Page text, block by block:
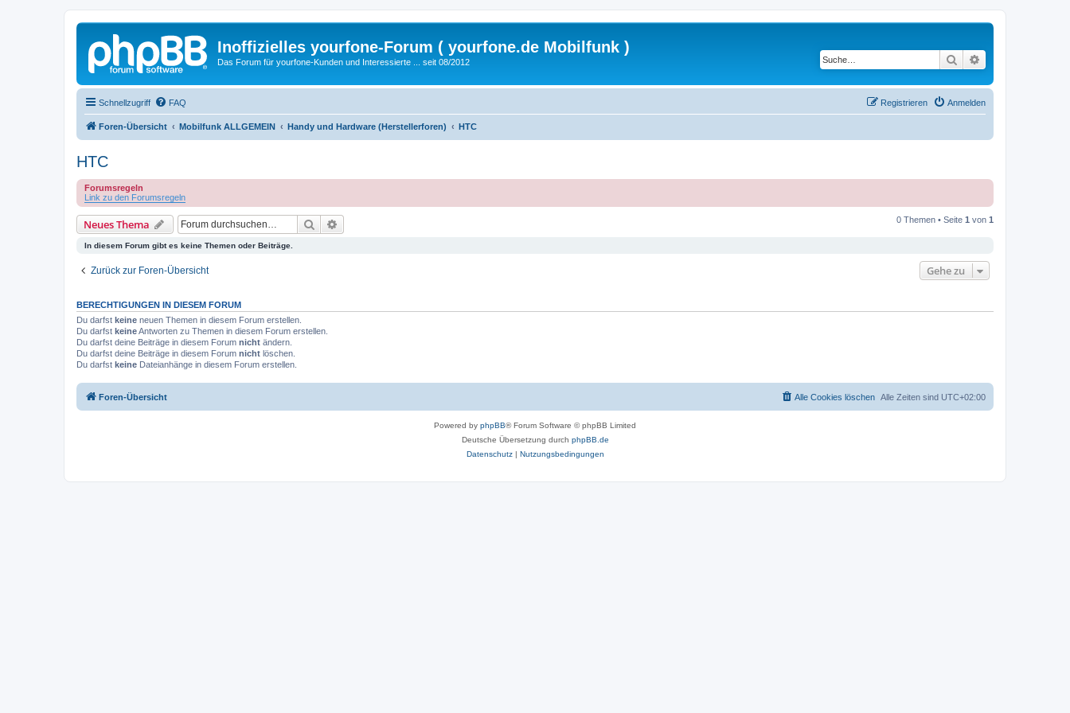
Inoffizielles yourfone-Forum ( yourfone.de Mobilfunk )
Das Forum für yourfone-Kunden und Interessierte ... seit 08/2012 Suche
Schnellzugriff FAQ Anmelden
Registrieren
Foren-Übersicht Mobilfunk ALLGEMEIN Handy und Hardware (Herstellerforen) HTC
HTC
Forumsregeln
Link zu den Forumsregeln
Neues Thema Suche 0 Themen • Seite 1 von 1
In diesem Forum gibt es keine Themen oder Beiträge.
Zurück zur Foren-Übersicht Gehe zu
BERECHTIGUNGEN IN DIESEM FORUM
Du darfst keine neuen Themen in diesem Forum erstellen.
Du darfst keineAntworten zu Themen in diesem Forum erstellen.
Du darfst deine Beiträge in diesem Forum nicht ändern.
Du darfst deine Beiträge in diesem Forum nicht löschen.
Du darfst keine Dateianhänge in diesem Forum erstellen.
Foren-Übersicht Alle Zeiten sind UTC+02:00
Alle Cookies löschen
Powered by phpBB® Forum Software © phpBB Limited
Deutsche Übersetzung durch phpBB.de
Datenschutz| Nutzungsbedingungen